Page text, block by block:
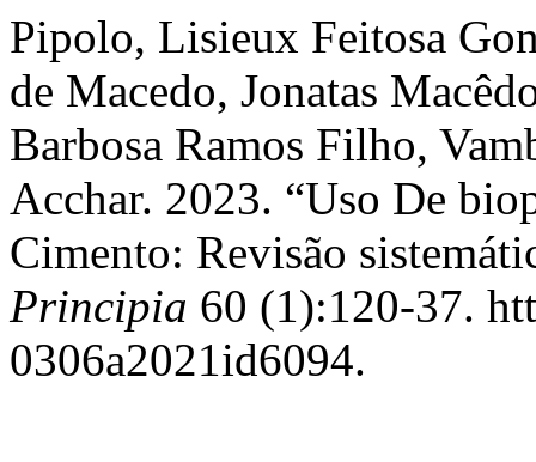
Pipolo, Lisieux Feitosa
de Macedo, Jonatas
Barbosa Ramos Filho,
Acchar. 2023. “Uso De
Cimento: Revisão
Principia 60 (1):120-37.
0306a2021id6094.